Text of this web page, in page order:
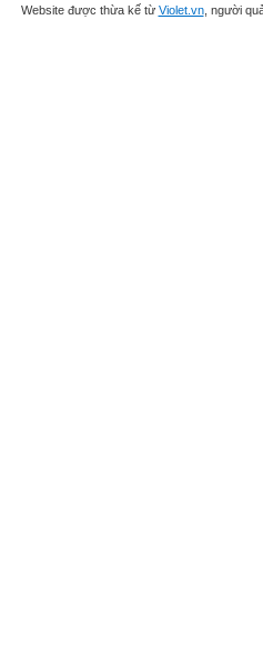
Website được thừa kế từ Violet.vn, người